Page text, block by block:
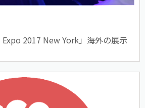
Expo 2017 New York」海外の展示